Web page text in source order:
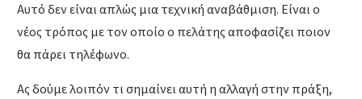
Αυτό δεν είναι απλώς μια τεχνική αναβάθμιση. Είναι ο
νέος τρόπος με τον οποίο ο πελάτης αποφασίζει ποιον
θα πάρει τηλέφωνο.
Ας δούμε λοιπόν τι σημαίνει αυτή η αλλαγή στην πράξη,